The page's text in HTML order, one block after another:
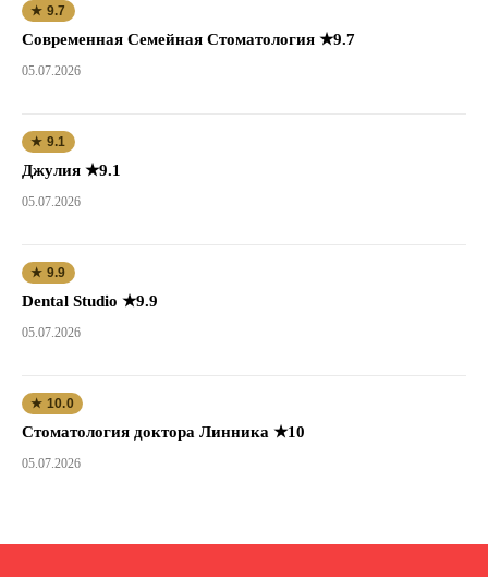
★ 9.7
Современная Семейная Стоматология ★9.7
05.07.2026
★ 9.1
Джулия ★9.1
05.07.2026
★ 9.9
Dental Studio ★9.9
05.07.2026
★ 10.0
Стоматология доктора Линника ★10
05.07.2026